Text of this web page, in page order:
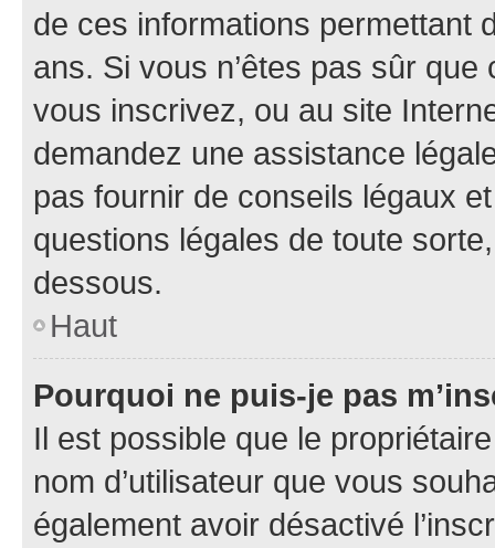
de ces informations permettant
ans. Si vous n’êtes pas sûr
vous inscrivez, ou au site
demandez une assistance
pas fournir de conseils légaux
questions légales de toute
dessous.
Haut
Pourquoi ne puis-je pas
Il est possible que le
nom d’utilisateur que vous
également avoir désactivé